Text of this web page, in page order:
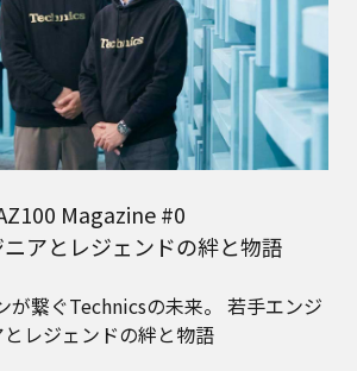
Magazine #0
アとレジェンドの絆と物語
繋ぐTechnicsの未来。 若手エンジ
とレジェンドの絆と物語